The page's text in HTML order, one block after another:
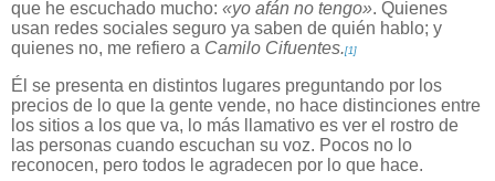
que he escuchado mucho: «yo afán no tengo». Quienes
usan redes sociales seguro ya saben de quién hablo; y
quienes no, me refiero a Camilo Cifuentes.[1]
Él se presenta en distintos lugares preguntando por los
precios de lo que la gente vende, no hace distinciones entre
los sitios a los que va, lo más llamativo es ver el rostro de
las personas cuando escuchan su voz. Pocos no lo
reconocen, pero todos le agradecen por lo que hace.